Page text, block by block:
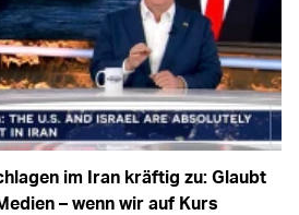
im Iran kräftig zu: Glaubt
– wenn wir auf Kurs